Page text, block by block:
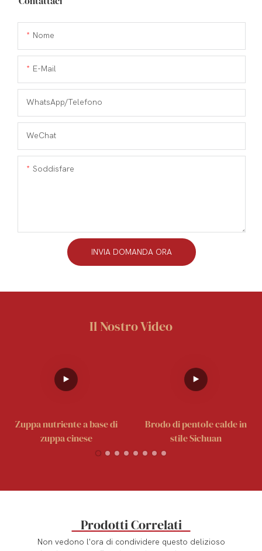
Nome
E-Mail
WhatsApp/Telefono
WeChat
Soddisfare
INVIA DOMANDA ORA
Il Nostro Video
Zuppa nutriente a base di
zuppa cinese
Brodo di pentole calde in
stile Sichuan
Prodotti Correlati
Non vedono l'ora di condividere questo delizioso